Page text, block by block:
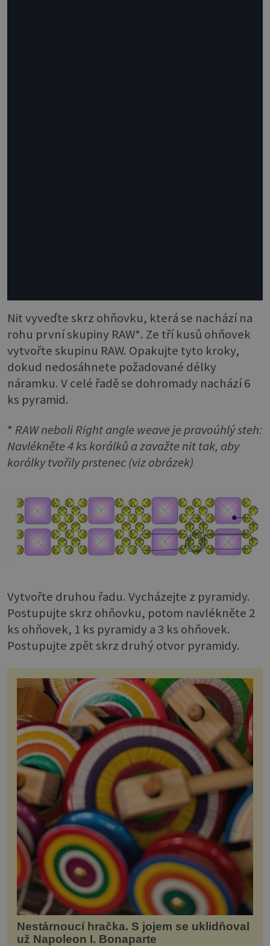
Nit vyveďte skrz ohňovku, která se nachází na
rohu první skupiny RAW*. Ze tří kusů ohňovek
vytvořte skupinu RAW. Opakujte tyto kroky,
dokud nedosáhnete požadované délky
náramku. V celé řadě se dohromady nachází 6
ks pyramid.
* RAW neboli Right angle weave je pravoúhlý steh:
Navlékněte 4 ks korálků a zavažte nit tak, aby
korálky tvořily prstenec (viz obrázek)
Vytvořte druhou řadu. Vycházejte z pyramidy.
Postupujte skrz ohňovku, potom navlékněte 2
ks ohňovek, 1 ks pyramidy a 3 ks ohňovek.
Postupujte zpět skrz druhý otvor pyramidy.
Nestárnoucí hračka. S jojem se uklidňoval
už Napoleon I. Bonaparte